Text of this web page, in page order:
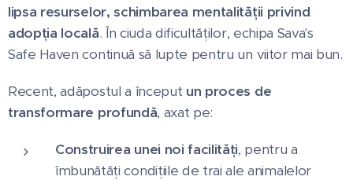
lipsa resurselor, schimbarea mentalității privind
adopția locală. În ciuda dificultăților, echipa Sava's
Safe Haven continuă să lupte pentru un viitor mai bun.
Recent, adăpostul a început un proces de
transformare profundă, axat pe:
Construirea unei noi facilități, pentru a
îmbunătăți condițiile de trai ale animalelor